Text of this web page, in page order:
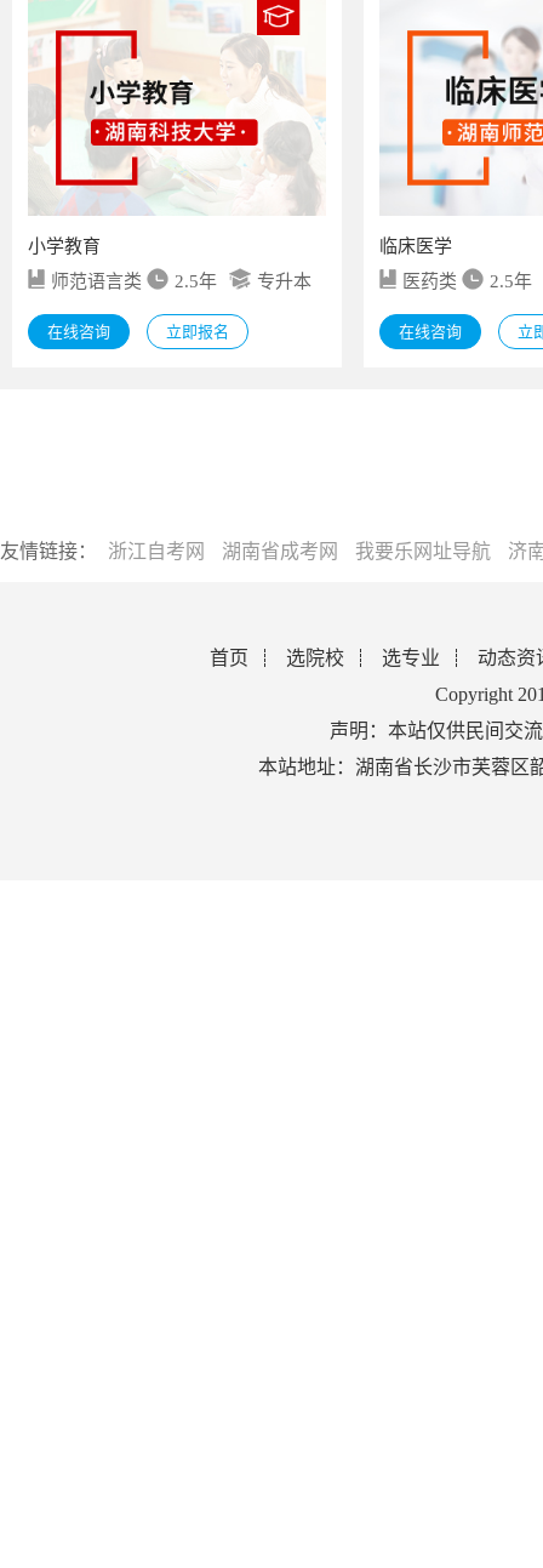
小学教育
师范语言类
2.5年 专升本
在线咨询 立即报名
临床医学
医药类
2.5年
在线咨询 立
友情链接： 浙江自考网 湖南省成考网 我要乐网址导航 济
首页 选院校 选专业
动态资
Copyright
声明：本站仅供民间交
本站地址：湖南省长沙市芙蓉区